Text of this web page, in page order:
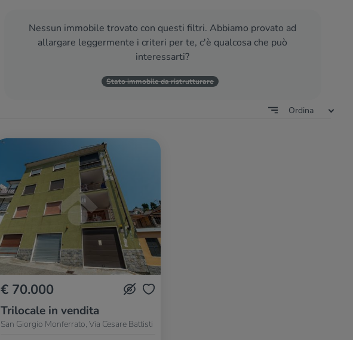
Nessun immobile trovato con questi filtri. Abbiamo provato ad
allargare leggermente i criteri per te, c'è qualcosa che può
interessarti?
Stato immobile da ristrutturare
Ordina
€ 70.000
Trilocale in vendita
San Giorgio Monferrato, Via Cesare Battisti